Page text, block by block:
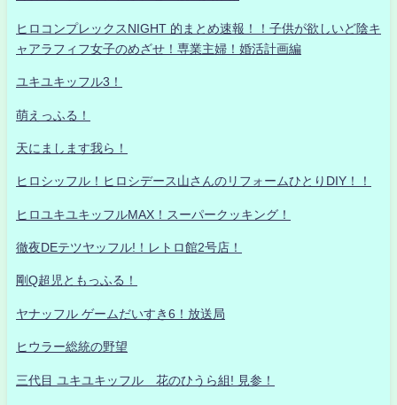
ヒロコンプレックスNIGHT 的まとめ速報！！子供が欲しいど陰キ
ャアラフィフ女子のめざせ！専業主婦！婚活計画編
ユキユキッフル3！
萌えっふる！
天にまします我ら！
ヒロシッフル！ヒロシデース山さんのリフォームひとりDIY！！
ヒロユキユキッフルMAX！スーパークッキング！
徹夜DEテツヤッフル!！レトロ館2号店！
剛Q超児ともっふる！
ヤナッフル ゲームだいすき6！放送局
ヒウラー総統の野望
三代目 ユキユキッフル 花のひうら組! 見参！